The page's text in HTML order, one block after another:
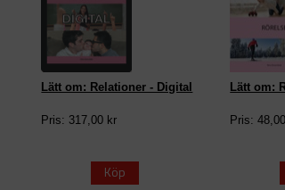
Lätt om: Relationer - Digital
Pris: 317,00 kr
Köp
Lätt om:
Pris: